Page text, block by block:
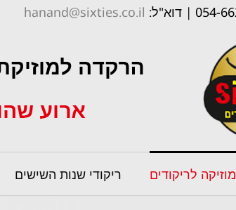
hanand@sixties.co.il
מוזיקה לריקודים ריקודי שנות השישים